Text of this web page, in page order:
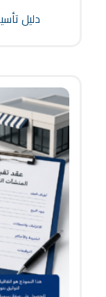
دليل